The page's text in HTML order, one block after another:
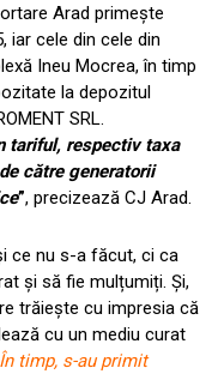
Arad primește
iar cele din cele din
Ineu Mocrea, în timp
la depozitul
SRL.
tariful, respectiv taxa
către generatorii
”, precizează CJ Arad.
ce nu s-a făcut, ci ca
și să fie mulțumiți. Și,
trăiește cu impresia că
cu un mediu curat
În timp, s-au primit